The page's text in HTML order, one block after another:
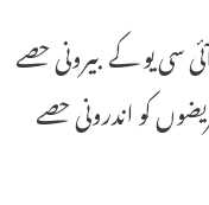
سی یو کے بیرونی حصے
کو اندرونی حصے